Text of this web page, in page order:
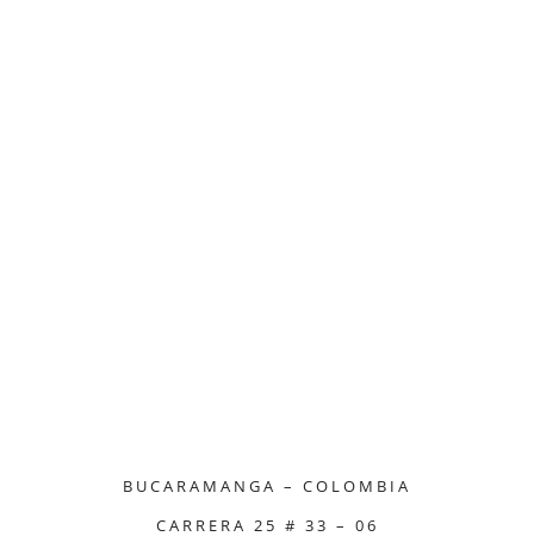
BUCARAMANGA – COLOMBIA
CARRERA 25 # 33 – 06